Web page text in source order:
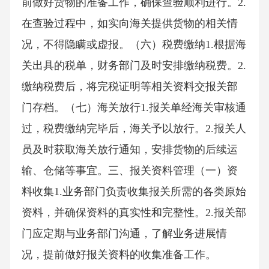
前做好货物的准备工作，确保查验顺利进行。2.
在查验过程中，如实向海关提供货物的相关情
况，不得隐瞒或虚报。（六）税费缴纳1.根据海
关出具的税单，财务部门及时安排缴纳税费。2.
缴纳税费后，将完税证明等相关资料交报关部
门存档。（七）海关放行1.报关单经海关审核通
过，税费缴纳完毕后，海关予以放行。2.报关人
员及时获取海关放行通知，安排货物的后续运
输、仓储等事宜。三、报关资料管理（一）资
料收集1.业务部门负责收集报关所需的各类原始
资料，并确保资料的真实性和完整性。2.报关部
门应定期与业务部门沟通，了解业务进展情
况，提前做好报关资料的收集准备工作。